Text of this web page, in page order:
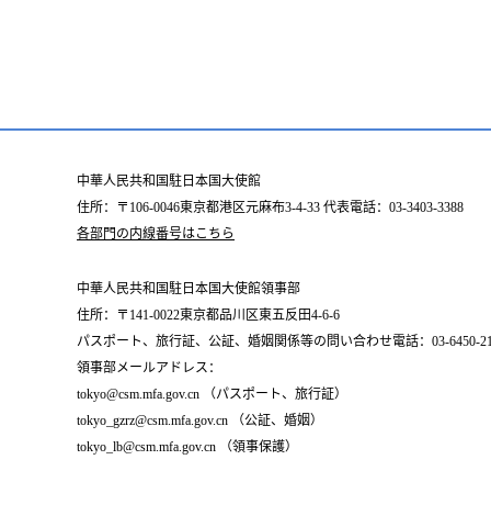
中華人民共和国駐日本国大使館
住所：〒106-0046東京都港区元麻布3-4-33 代表電話：03-3403-3388
各部門の内線番号はこちら
中華人民共和国駐日本国大使館領事部
住所：〒141-0022東京都品川区東五反田4-6-6
パスポート、旅行証、公証、婚姻関係等の問い合わせ電話：03-6450-
領事部メールアドレス：
tokyo@csm.mfa.gov.cn （パスポート、旅行証）
tokyo_gzrz@csm.mfa.gov.cn （公証、婚姻）
tokyo_lb@csm.mfa.gov.cn （領事保護）